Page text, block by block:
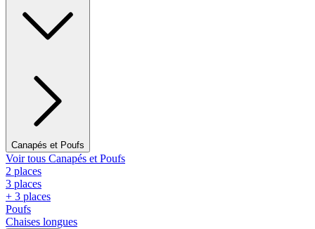
Canapés et Poufs
Voir tous Canapés et Poufs
2 places
3 places
+ 3 places
Poufs
Chaises longues